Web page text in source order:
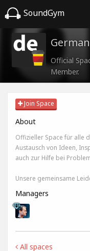
SoundGym
Official
Member.
Join Space
About
Offizieller Space für alle
Austausch von Ideen,
auch zur Hilfe bei
Unsere gemeinsame
Managers
All spaces